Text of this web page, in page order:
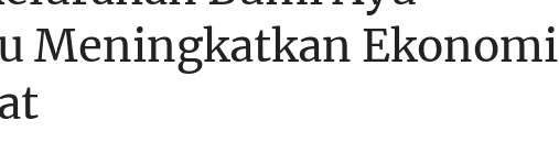
Meningkatkan Ekonomi